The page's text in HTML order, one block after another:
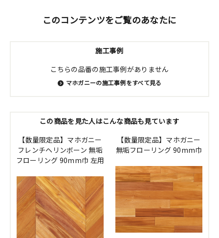
このコンテンツをご覧のあなたに
施工事例
こちらの品番の施工事例がありません
マホガニーの施工事例をすべて見る
この商品を見た人はこんな商品も見ています
【数量限定品】マホガニー
フレンチヘリンボーン 無垢
フローリング 90mm巾 左用
【数量限定品】マホガニー
無垢フローリング 90mm巾